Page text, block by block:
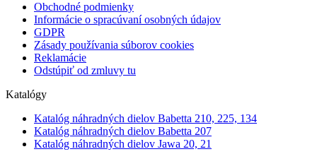
Obchodné podmienky
Informácie o spracúvaní osobných údajov
GDPR
Zásady používania súborov cookies
Reklamácie
Odstúpiť od zmluvy tu
Katalógy
Katalóg náhradných dielov Babetta 210, 225, 134
Katalóg náhradných dielov Babetta 207
Katalóg náhradných dielov Jawa 20, 21